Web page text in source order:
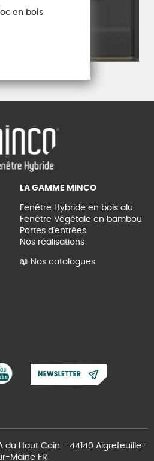
en bois
LA GAMME MINCO
Fenêtre Hybride en bois alu
Fenêtre Végétale en bambou
Portes d'entrées
Nos réalisations
📖 Nos catalogues
du Haut Coin - 44140 Aigrefeuille-
Maine FR